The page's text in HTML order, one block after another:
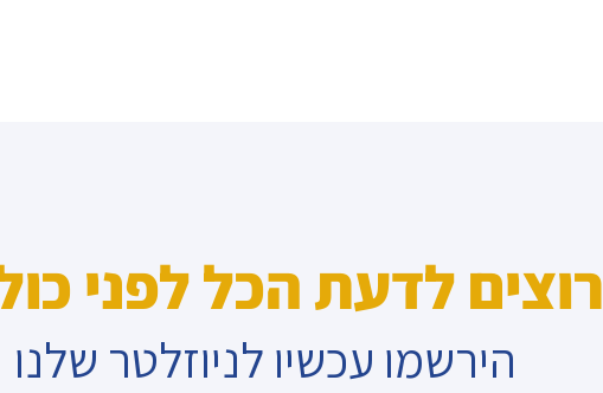
רוצים לדעת הכל לפני
הירשמו עכשיו לניוזלטר שלנו